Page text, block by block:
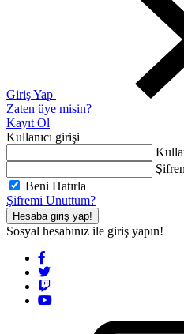
Giriş Yap
Zaten üye misin?
Kayıt Ol
Kullanıcı girişi
Beni Hatırla
Şifremi Unuttum?
Hesaba giriş yap!
Sosyal hesabınız ile giriş yapın!